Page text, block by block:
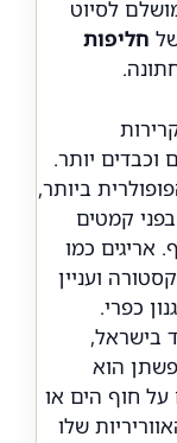
לסיוט
חליפות
יותר.
ביותר,
קמטים
אריגים כמו
ועניין
כפרי.
בישראל,
פשתן הוא
על חוף הים או
שלו